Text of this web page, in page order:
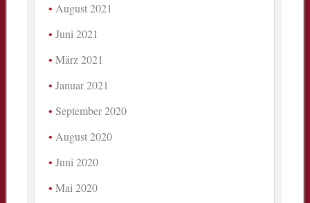
August 2021
Juni 2021
März 2021
Januar 2021
September 2020
August 2020
Juni 2020
Mai 2020